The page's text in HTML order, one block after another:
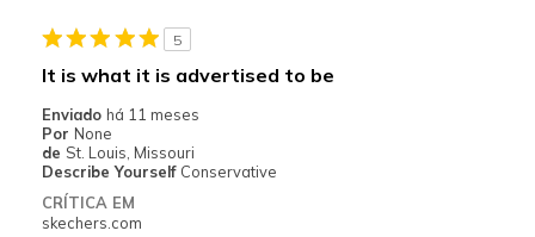
Casual Wear
View On Shoes
5
It is what it is advertised to be
Enviado há 11 meses
Por None
de St. Louis, Missouri
Describe Yourself Conservative
CRÍTICA EM
skechers.com